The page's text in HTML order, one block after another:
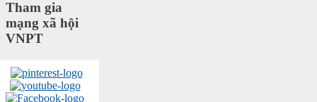
Tham gia
mạng xã hội
VNPT